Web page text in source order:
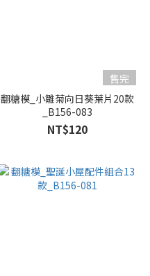
售完
翻糖模_小雛菊向日葵葉片20款
_B156-083
NT$120